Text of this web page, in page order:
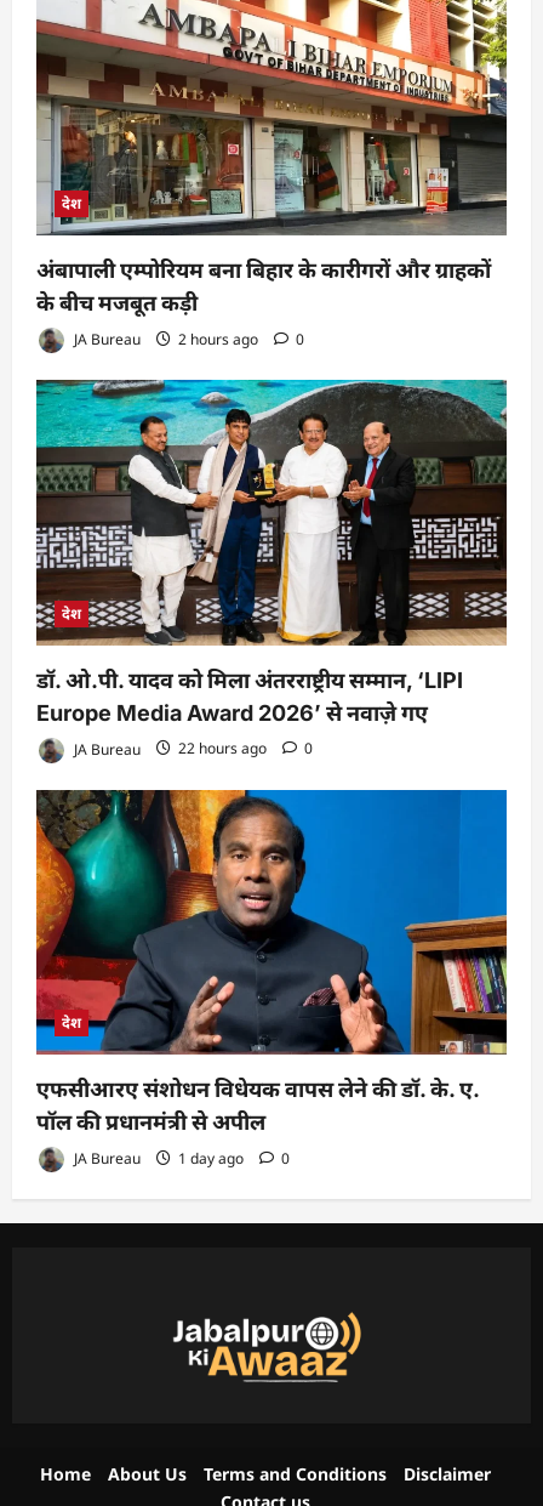
देश
अंबापाली एम्पोरियम बना बिहार के कारीगरों और ग्राहकों
के बीच मजबूत कड़ी
JA Bureau 2 hours ago 0
देश
डॉ. ओ.पी. यादव को मिला अंतरराष्ट्रीय सम्मान, ‘LIPI
Europe Media Award 2026’ से नवाज़े गए
JA Bureau 22 hours ago 0
देश
एफसीआरए संशोधन विधेयक वापस लेने की डॉ. के. ए.
पॉल की प्रधानमंत्री से अपील
JA Bureau 1 day ago 0
Home About Us Terms and Conditions
Disclaimer